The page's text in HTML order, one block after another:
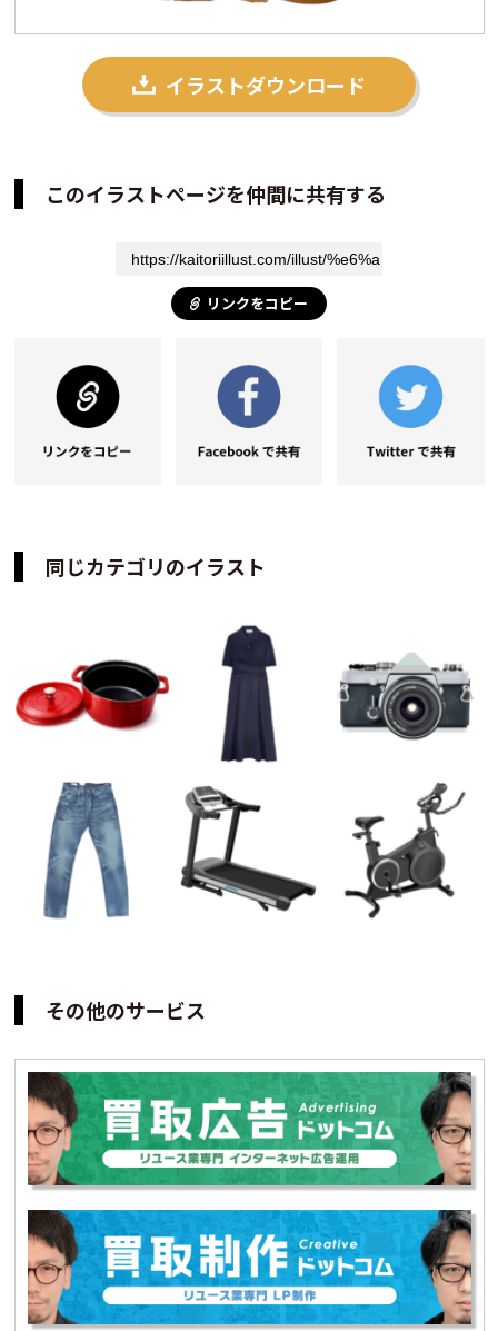
イラストダウンロード
このイラストページを仲間に共有する
リンクをコピー
同じカテゴリのイラスト
その他のサービス